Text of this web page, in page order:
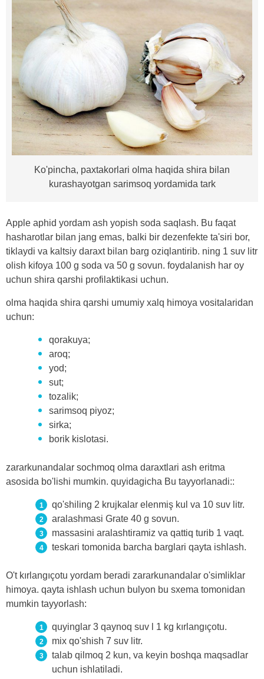
Ko'pincha, paxtakorlari olma haqida shira bilan
kurashayotgan sarimsoq yordamida tark
Apple aphid yordam ash yopish soda saqlash. Bu faqat
hasharotlar bilan jang emas, balki bir dezenfekte ta'siri bor,
tiklaydi va kaltsiy daraxt bilan barg oziqlantirib. ning 1 suv litr
olish kifoya 100 g soda va 50 g sovun. foydalanish har oy
uchun shira qarshi profilaktikasi uchun.
olma haqida shira qarshi umumiy xalq himoya vositalaridan
uchun:
qorakuya;
aroq;
yod;
sut;
tozalik;
sarimsoq piyoz;
sirka;
borik kislotasi.
zararkunandalar sochmoq olma daraxtlari ash eritma
asosida bo'lishi mumkin. quyidagicha Bu tayyorlanadi::
qo'shiling 2 krujkalar elenmiş kul va 10 suv litr.
aralashmasi Grate 40 g sovun.
massasini aralashtiramiz va qattiq turib 1 vaqt.
teskari tomonida barcha barglari qayta ishlash.
O't kırlangıçotu yordam beradi zararkunandalar o'simliklar
himoya. qayta ishlash uchun bulyon bu sxema tomonidan
mumkin tayyorlash:
quyinglar 3 qaynoq suv l 1 kg kırlangıçotu.
mix qo'shish 7 suv litr.
talab qilmoq 2 kun, va keyin boshqa maqsadlar
uchun ishlatiladi.